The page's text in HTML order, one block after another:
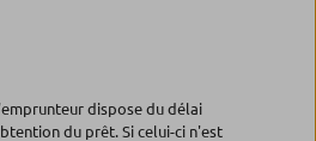
dispose du délai
du prêt. Si celui-ci n'est